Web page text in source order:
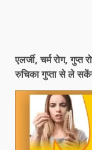
एलर्जी, चर्म रोग, गुप्त
रुचिका गुप्ता से ले